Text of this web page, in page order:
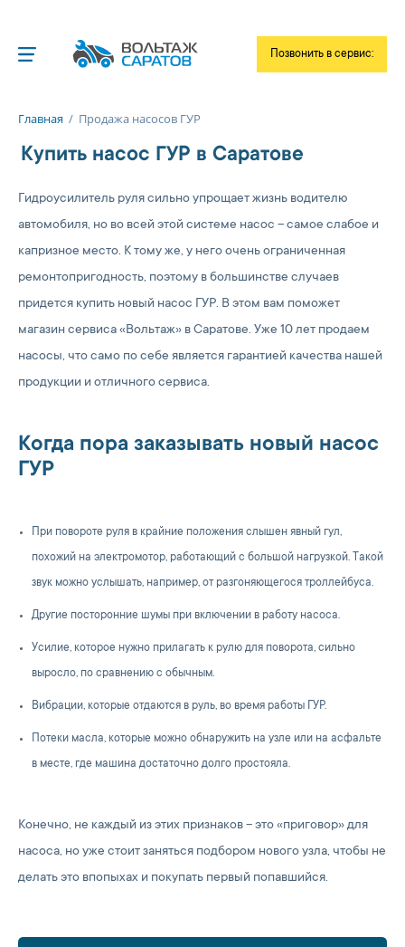
Позвонить в сервис:
Танкистов, 90А
Главная / Продажа насосов ГУР
Купить насос ГУР в Саратове
Гидроусилитель руля сильно упрощает жизнь водителю
автомобиля, но во всей этой системе насос – самое слабое и
капризное место. К тому же, у него очень ограниченная
ремонтопригодность, поэтому в большинстве случаев
придется купить новый насос ГУР. В этом вам поможет
магазин сервиса «Вольтаж» в Саратове. Уже 10 лет продаем
насосы, что само по себе является гарантией качества нашей
продукции и отличного сервиса.
Когда пора заказывать новый насос
ГУР
При повороте руля в крайние положения слышен явный гул,
похожий на электромотор, работающий с большой нагрузкой. Такой
звук можно услышать, например, от разгоняющегося троллейбуса.
Другие посторонние шумы при включении в работу насоса.
Усилие, которое нужно прилагать к рулю для поворота, сильно
выросло, по сравнению с обычным.
Вибрации, которые отдаются в руль, во время работы ГУР.
Потеки масла, которые можно обнаружить на узле или на асфальте
в месте, где машина достаточно долго простояла.
Конечно, не каждый из этих признаков – это «приговор» для
насоса, но уже стоит заняться подбором нового узла, чтобы не
делать это впопыхах и покупать первый попавшийся.